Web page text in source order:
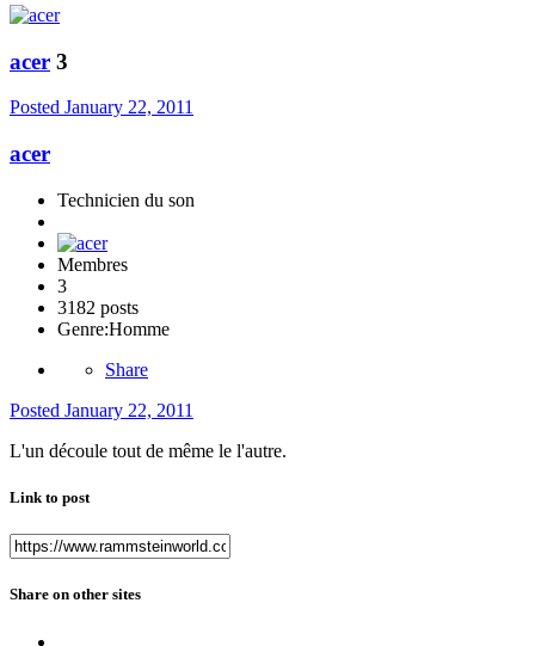
acer 3
Posted January 22, 2011
acer
Technicien du son
Membres
3
3182 posts
Genre:Homme
Share
Posted January 22, 2011
L'un découle tout de même le l'autre.
Link to post
Share on other sites